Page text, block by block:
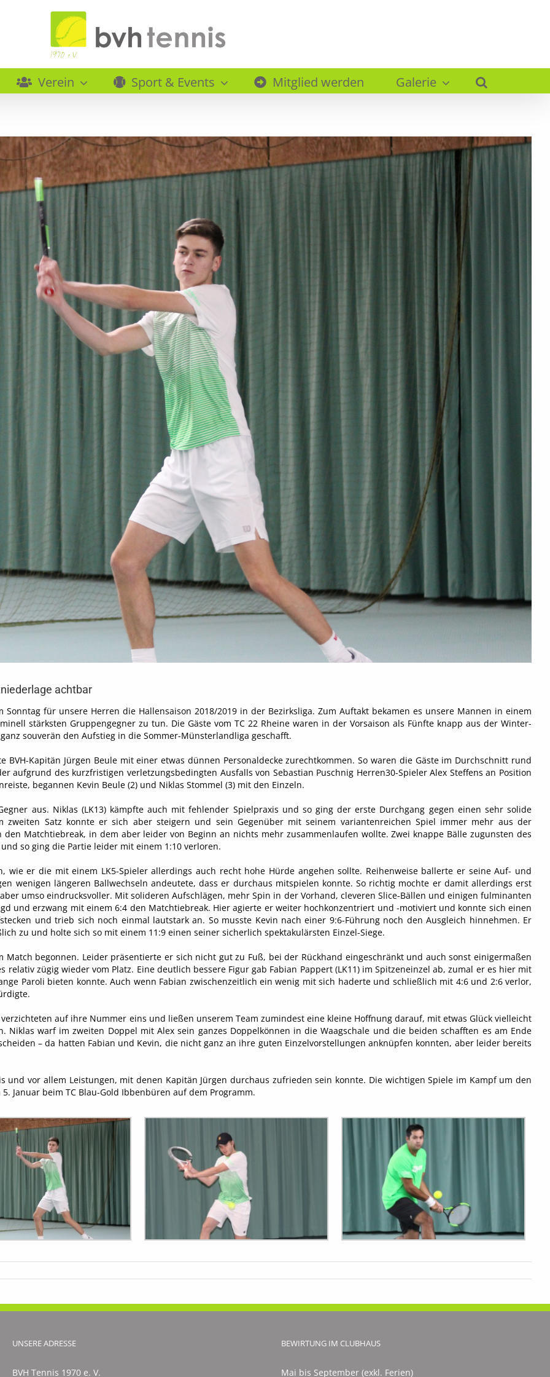
Verein Sport & Events Mitglied werden Galerie
achtbar
für unsere Herren die Hallensaison 2018/2019 in der Bezirksliga. Zum Auftakt bekamen es unsere Mannen in einem
stärksten Gruppengegner zu tun. Die Gäste vom TC 22 Rheine waren in der Vorsaison als Fünfte knapp aus der Winter-
souverän den Aufstieg in die Sommer-Münsterlandliga geschafft.
BVH-Kapitän Jürgen Beule mit einer etwas dünnen Personaldecke zurechtkommen. So waren die Gäste im Durchschnitt rund
aufgrund des kurzfristigen verletzungsbedingten Ausfalls von Sebastian Puschnig Herren30-Spieler Alex Steffens an Position
begannen Kevin Beule (2) und Niklas Stommel (3) mit den Einzeln.
aus. Niklas (LK13) kämpfte auch mit fehlender Spielpraxis und so ging der erste Durchgang gegen einen sehr solide
zweiten Satz konnte er sich aber steigern und sein Gegenüber mit seinem variantenreichen Spiel immer mehr aus der
Matchtiebreak, in dem aber leider von Beginn an nichts mehr zusammenlaufen wollte. Zwei knappe Bälle zugunsten des
so ging die Partie leider mit einem 1:10 verloren.
wie er die mit einem LK5-Spieler allerdings auch recht hohe Hürde angehen sollte. Reihenweise ballerte er seine Auf- und
wenigen längeren Ballwechseln andeutete, dass er durchaus mitspielen konnte. So richtig mochte er damit allerdings erst
umso eindrucksvoller. Mit solideren Aufschlägen, mehr Spin in der Vorhand, cleveren Slice-Bällen und einigen fulminanten
und erzwang mit einem 6:4 den Matchtiebreak. Hier agierte er weiter hochkonzentriert und -motiviert und konnte sich einen
und trieb sich noch einmal lautstark an. So musste Kevin nach einer 9:6-Führung noch den Ausgleich hinnehmen. Er
zu und holte sich so mit einem 11:9 einen seiner sicherlich spektakulärsten Einzel-Siege.
begonnen. Leider präsentierte er sich nicht gut zu Fuß, bei der Rückhand eingeschränkt und auch sonst einigermaßen
zügig wieder vom Platz. Eine deutlich bessere Figur gab Fabian Pappert (LK11) im Spitzeneinzel ab, zumal er es hier mit
Paroli bieten konnte. Auch wenn Fabian zwischenzeitlich ein wenig mit sich haderte und schließlich mit 4:6 und 2:6 verlor,
auf ihre Nummer eins und ließen unserem Team zumindest eine kleine Hoffnung darauf, mit etwas Glück vielleicht
warf im zweiten Doppel mit Alex sein ganzes Doppelkönnen in die Waagschale und die beiden schafften es am Ende
– da hatten Fabian und Kevin, die nicht ganz an ihre guten Einzelvorstellungen anknüpfen konnten, aber leider bereits
und vor allem Leistungen, mit denen Kapitän Jürgen durchaus zufrieden sein konnte. Die wichtigen Spiele im Kampf um den
Januar beim TC Blau-Gold Ibbenbüren auf dem Programm.
UNSERE ADRESSE
BVH Tennis 1970 e. V.
BEWIRTUNG IM CLUBHAUS
Mai bis September (exkl. Ferien)